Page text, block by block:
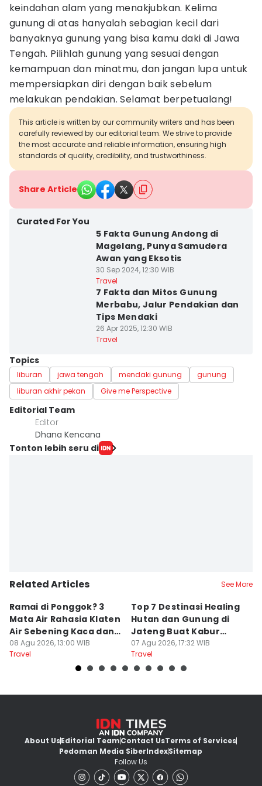
keindahan alam yang menakjubkan. Kelima
gunung di atas hanyalah sebagian kecil dari
banyaknya gunung yang bisa kamu daki di Jawa
Tengah. Pilihlah gunung yang sesuai dengan
kemampuan dan minatmu, dan jangan lupa untuk
mempersiapkan diri dengan baik sebelum
melakukan pendakian. Selamat berpetualang!
This article is written by our community writers and has been
carefully reviewed by our editorial team. We strive to provide
the most accurate and reliable information, ensuring high
standards of quality, credibility, and trustworthiness.
Share Article
Curated For You
5 Fakta Gunung Andong di
Magelang, Punya Samudera
Awan yang Eksotis
30 Sep 2024, 12:30 WIB
Travel
7 Fakta dan Mitos Gunung
Merbabu, Jalur Pendakian dan
Tips Mendaki
26 Apr 2025, 12:30 WIB
Travel
Topics
liburan jawa tengah mendaki gunung
gunung
liburan akhir pekan
Give me Perspective
Editorial Team
Editor
Dhana Kencana
Tonton lebih seru di
Related Articles See More
Ramai di Ponggok? 3
Mata Air Rahasia Klaten
Air Sebening Kaca dan
Masih Sepi
08 Agu 2026, 13:00 WIB
Travel
Top 7 Destinasi Healing
Hutan dan Gunung di
Jateng Buat Kabur
Sejenak, Under Rp200
Ribu
07 Agu 2026, 17:32 WIB
Travel
About UsEditorial TeamContact UsTerms of Services
Pedoman Media SiberIndexSitemap
Follow Us